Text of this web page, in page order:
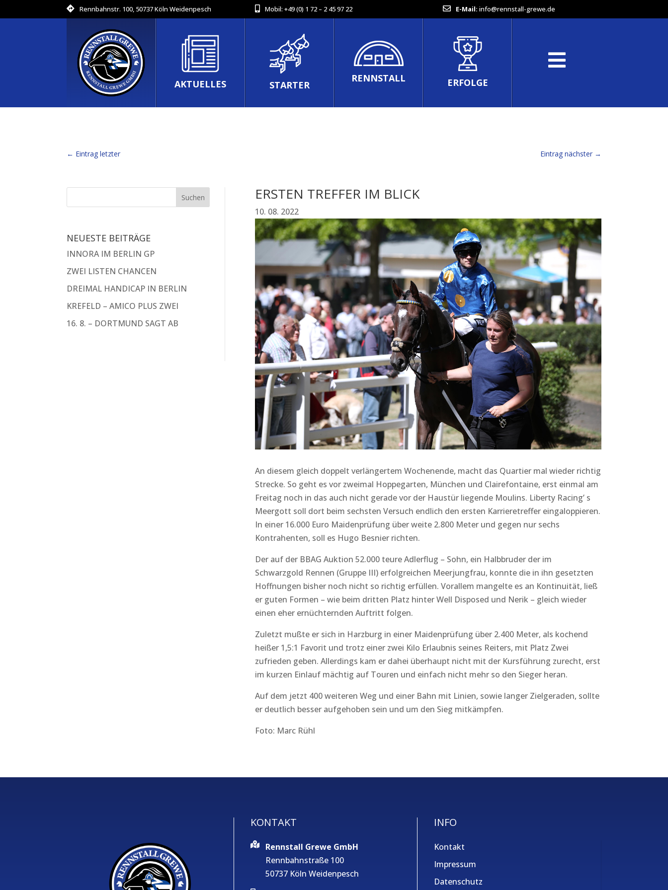
Rennbahnstr. 100, 50737 Köln Weidenpesch Mobil: +49 (0) 1 72 – 2 45 97 22 E-Mail: info@rennstall-grewe.de
AKTUELLES STARTER
RENNSTALL ERFOLGE
← Eintrag letzter Eintrag nächster→
NEUESTE BEITRÄGE
INNORA IM BERLIN GP
ZWEI LISTEN CHANCEN
DREIMAL HANDICAP IN BERLIN
KREFELD – AMICO PLUS ZWEI
16. 8. – DORTMUND SAGT AB
ERSTEN TREFFER IM BLICK
10. 08. 2022
An diesem gleich doppelt verlängertem Wochenende, macht das Quartier mal wieder richtig
Strecke. So geht es vor zweimal Hoppegarten, München und Clairefontaine, erst einmal am
Freitag noch in das auch nicht gerade vor der Haustür liegende Moulins. Liberty Racing’ s
Meergott soll dort beim sechsten Versuch endlich den ersten Karrieretreffer eingaloppieren.
In einer 16.000 Euro Maidenprüfung über weite 2.800 Meter und gegen nur sechs
Kontrahenten, soll es Hugo Besnier richten.
Der auf der BBAG Auktion 52.000 teure Adlerflug – Sohn, ein Halbbruder der im
Schwarzgold Rennen (Gruppe III) erfolgreichen Meerjungfrau, konnte die in ihn gesetzten
Hoffnungen bisher noch nicht so richtig erfüllen. Vorallem mangelte es an Kontinuität, ließ
er guten Formen – wie beim dritten Platz hinter Well Disposed und Nerik – gleich wieder
einen eher ernüchternden Auftritt folgen.
Zuletzt mußte er sich in Harzburg in einer Maidenprüfung über 2.400 Meter, als kochend
heißer 1,5:1 Favorit und trotz einer zwei Kilo Erlaubnis seines Reiters, mit Platz Zwei
zufrieden geben. Allerdings kam er dahei überhaupt nicht mit der Kursführung zurecht, erst
im kurzen Einlauf mächtig auf Touren und einfach nicht mehr so den Sieger heran.
Auf dem jetzt 400 weiteren Weg und einer Bahn mit Linien, sowie langer Zielgeraden, sollte
er deutlich besser aufgehoben sein und um den Sieg mitkämpfen.
Foto: Marc Rühl
KONTAKT
Rennstall Grewe GmbH
Rennbahnstraße 100
50737 Köln Weidenpesch
INFO
Kontakt
Impressum
Datenschutz